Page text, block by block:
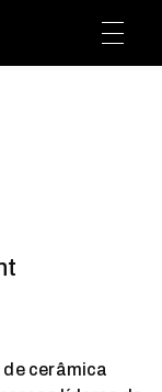
cerâmica